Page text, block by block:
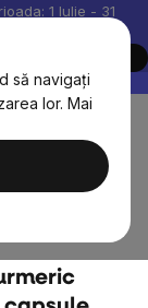
să navigați
lor. Mai
1 Iulie - 31
noastre sunt
Coş
de